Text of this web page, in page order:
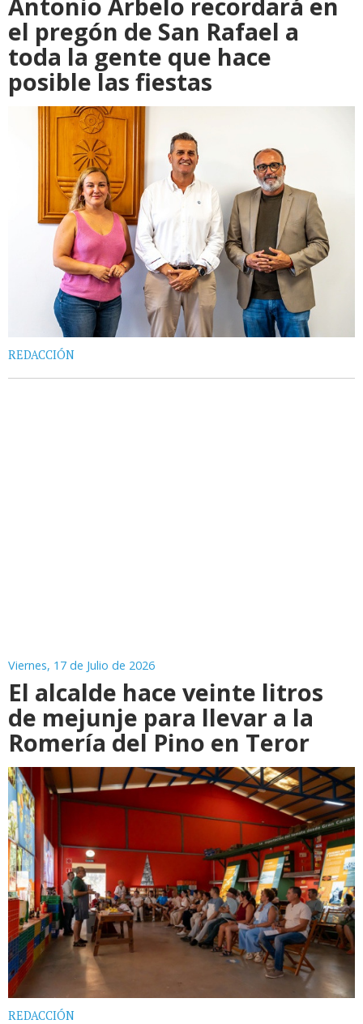
el pregón de San Rafael a
toda la gente que hace
posible las fiestas
REDACCIÓN
Viernes, 17 de Julio de 2026
El alcalde hace veinte litros
de mejunje para llevar a la
Romería del Pino en Teror
REDACCIÓN